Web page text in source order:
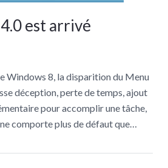
est arrivé
Windows 8, la disparition du Menu
déception, perte de temps, ajout
pour accomplir une tâche,
comporte plus de défaut que…